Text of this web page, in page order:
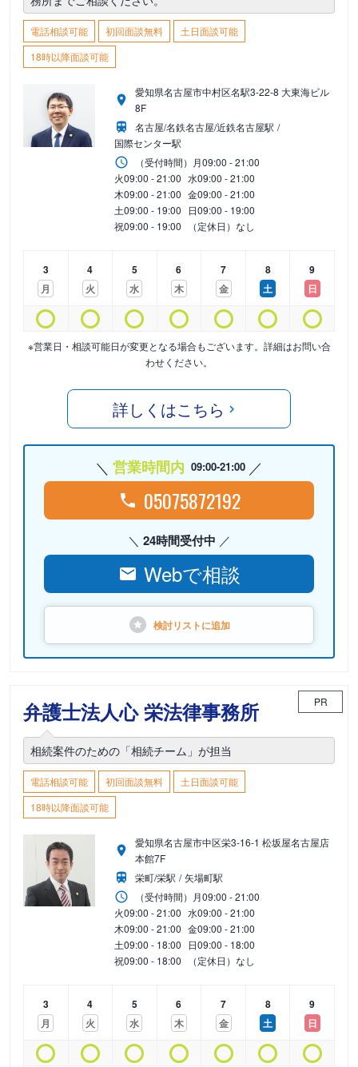
電話相談可能 初回面談無料
土日面談可能
18時以降面談可能
愛知県名古屋市中村区名駅3-22-8 大東海ビル
8F
名古屋/名鉄名古屋/近鉄名古屋駅
国際センター駅
（受付時間） 月09:00 - 21:00
火09:00 - 21:00 水09:00 - 21:00
木09:00 - 21:00 金09:00 - 21:00
土09:00 - 19:00 日09:00 - 19:00
祝09:00 - 19:00 （定休日）なし
3
月
4
火
5
水
6
木
7
金
8
土
9
日
※営業日・相談可能日が変更となる場合もございます。詳細はお問い合
わせください。
詳しくはこちら
営業時間内 09:00-21:00
05075872192
24時間受付中
Webで相談
検討リストに追加
弁護士法人心 栄法律事務所 PR
相続案件のための「相続チーム」が担当
電話相談可能 初回面談無料
土日面談可能
18時以降面談可能
愛知県名古屋市中区栄3-16-1 松坂屋名古屋店
本館7F
栄町/栄駅
矢場町駅
（受付時間） 月09:00 - 21:00
火09:00 - 21:00 水09:00 - 21:00
木09:00 - 21:00 金09:00 - 21:00
土09:00 - 18:00 日09:00 - 18:00
祝09:00 - 18:00 （定休日）なし
3
月
4
火
5
水
6
木
7
金
8
土
9
日